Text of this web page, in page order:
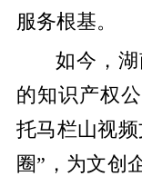
服务根基。
如今，
的知识产权
托马栏山视
圈”，为文创